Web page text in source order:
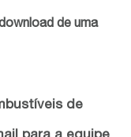
de uma
de